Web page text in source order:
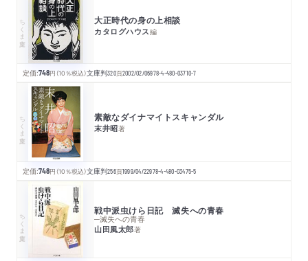
ちくま文庫 大正時代の身の上相談
カタログハウス編
定価:748円 （10％税込）文庫判320頁2002/02/06978-4-480-03710-7
ちくま文庫 素敵なダイナマイトスキャンダル
末井昭著
定価:748円 （10％税込）文庫判256頁1999/04/22978-4-480-03475-5
ちくま文庫 戦中派虫けら日記 滅失への青春
─滅失への青春
山田風太郎著